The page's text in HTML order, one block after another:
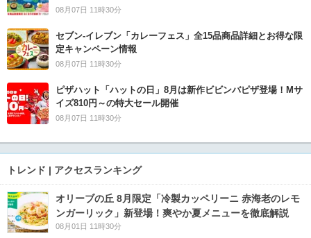
08月07日 11時30分
セブン‐イレブン「カレーフェス」全15品商品詳細とお得な限
定キャンペーン情報
08月07日 11時30分
ピザハット「ハットの日」8月は新作ビビンバピザ登場！Mサ
イズ810円～の特大セール開催
08月07日 11時30分
トレンド | アクセスランキング
オリーブの丘 8月限定「冷製カッペリーニ 赤海老のレモ
ンガーリック」新登場！爽やか夏メニューを徹底解説
08月01日 11時30分